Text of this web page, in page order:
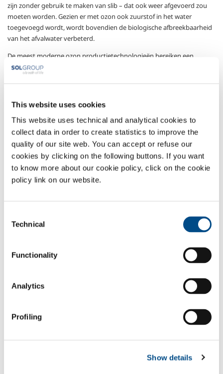
This website uses cookies
This website uses technical and analytical cookies to
collect data in order to create statistics to improve the
quality of our site web. You can accept or refuse our
cookies by clicking on the following buttons. If you want
to know more about our cookie policy, click on the cookie
policy link on our website.
Selection
Technical
Functionality
Analytics
Profiling
Show details
zijn zonder gebruik te maken van slib – dat ook weer afgevoerd zou
moeten worden. Gezien er met ozon ook zuurstof in het water
toegevoegd wordt, wordt bovendien de biologische afbreekbaarheid
van het afvalwater verbeterd.
De meest moderne ozon productietechnologieën bereiken een
conversie van tot 16% van het uitgangsmateriaal zuurstof en een
het verbruik van elektriciteit. Bovendien wordt, door het lage
vochtgehalte in de zuurstof, de gebruikszekerheid van de
ozongenerator verbeterd.
Met de Ecojet® technologie is het mogelijk, bijvoorbeeld bij de
behandeling van afvalwater, de zuurstof die vrijkomt nadat de ozon
verbruikt is te hergebruiken in het biologische proces. Hierdoor wordt
de effectiviteit van de behandeling verder verhoogd.
Sectors of Application
Melk en derivaten
Kant-en-klaar maaltijden
Koffie, wijn en olie